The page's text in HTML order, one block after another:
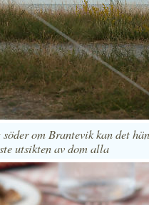
om Brantevik kan det
utsikten av dom alla